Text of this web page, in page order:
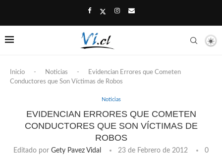
Inicio - Noticias -
Evidencian Errores que Cometen
Conductores que Son Víctimas de Robos
Noticias
EVIDENCIAN ERRORES QUE COMETEN
CONDUCTORES QUE SON VÍCTIMAS DE
ROBOS
Editado por Gety Pavez Vidal 23 de Febrero de 2012
0